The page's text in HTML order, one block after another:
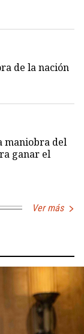
de la nación
maniobra del
ganar el
Ver más